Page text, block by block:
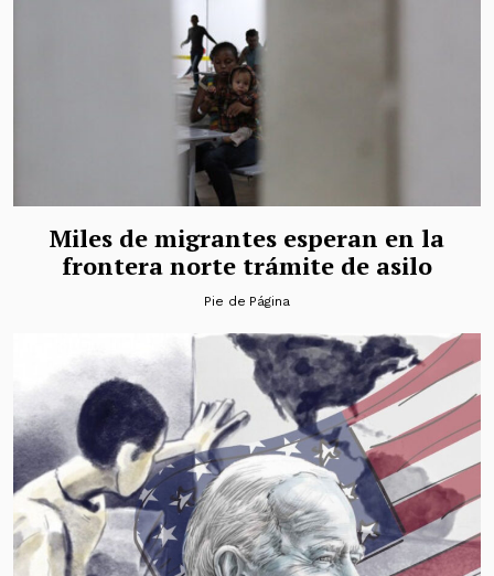
Miles de migrantes esperan en la
frontera norte trámite de asilo
Pie de Página